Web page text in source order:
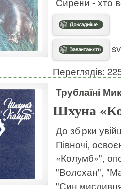
Сирени - хто
Переглядів:
Трублаїні
Шхуна
До збірки
Півночі,
«Колумб»",
"Волохан",
"Син